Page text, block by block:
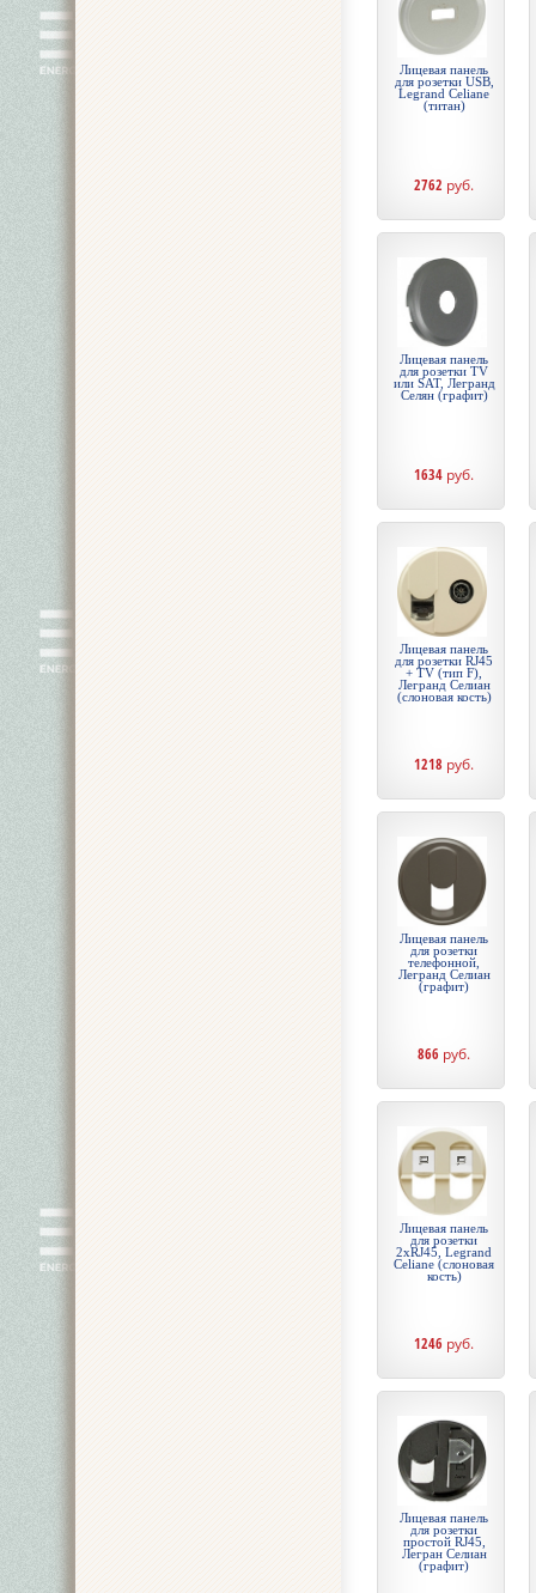
Лицевая панель
для розетки USB,
Legrand Celiane
(титан)
2762 руб.
Лицевая панель
для розетки TV
или SAT, Легранд
Селян (графит)
1634 руб.
Лицевая панель
для розетки RJ45
+ TV (тип F),
Легранд Селиан
(слоновая кость)
1218 руб.
Лицевая панель
для розетки
телефонной,
Легранд Селиан
(графит)
866 руб.
Лицевая панель
для розетки
2хRJ45, Legrand
Celiane (слоновая
кость)
1246 руб.
Лицевая панель
для розетки
простой RJ45,
Легран Селиан
(графит)